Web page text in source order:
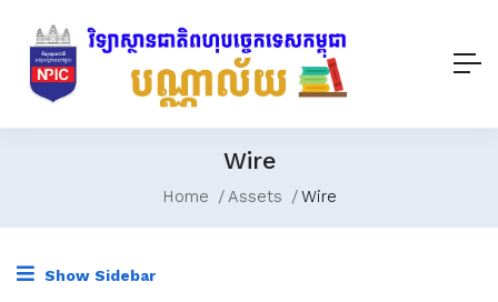
Wire
Home Assets Wire
Show Sidebar